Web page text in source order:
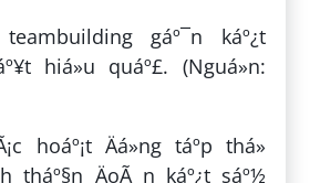
teambuilding gáº¯n káº¿t
hiá»u quáº£. (Nguá»n:
hoáº¡t Äá»ng táº­p thá»
tháº§n ÄoÃ n káº¿t sáº½